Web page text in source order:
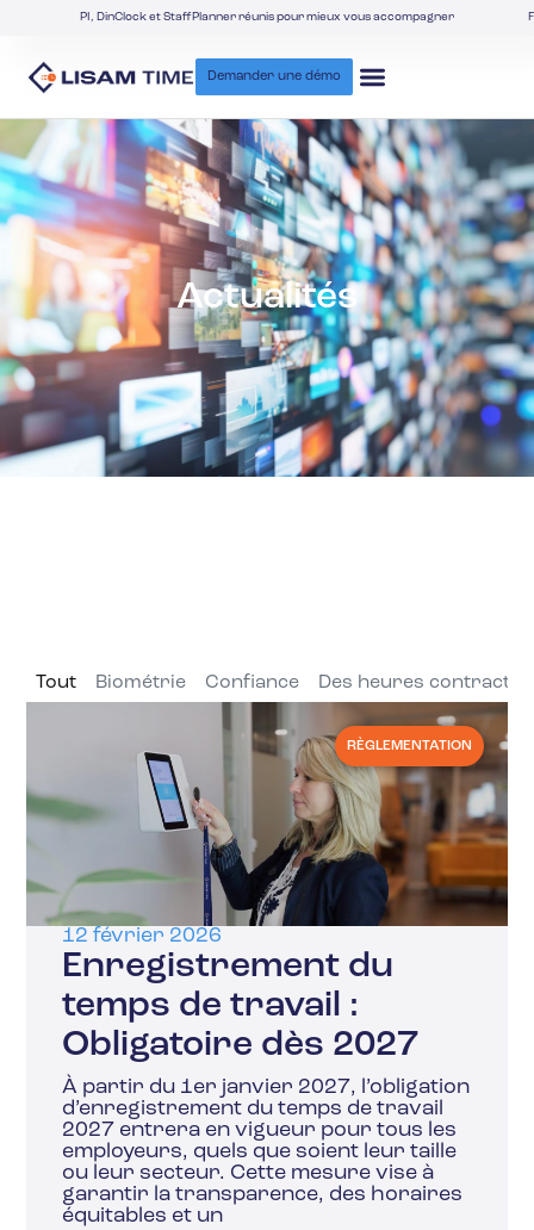
PI, DinClock et StaffPlanner réunis pour mieux vous accompagner
Demander une démo
Actualités
Biométrie Confiance Des heures
Tout
RÈGLEMENTATION
12 février 2026
Enregistrement du
temps de travail :
Obligatoire dès 2027
À partir du 1er janvier 2027, l’obligation
d’enregistrement du temps de travail
2027 entrera en vigueur pour tous les
employeurs, quels que soient leur taille
ou leur secteur. Cette mesure vise à
garantir la transparence, des horaires
équitables et un